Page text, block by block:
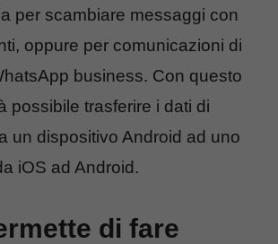
per scambiare messaggi con
oppure per comunicazioni di
business. Con questo
possibile trasferire i dati di
un dispositivo Android ad uno
iOS ad Android.
di fare